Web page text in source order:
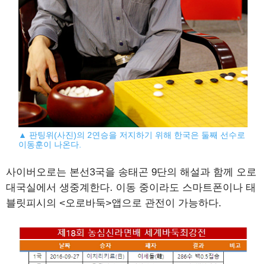
▲ 판팅위(사진)의 2연승을 저지하기 위해 한국은 둘째 선수로
이동훈이 나온다.
사이버오로는 본선3국을 송태곤 9단의 해설과 함께 오로
대국실에서 생중계한다. 이동 중이라도 스마트폰이나 태
블릿피시의 <오로바둑>앱으로 관전이 가능하다.